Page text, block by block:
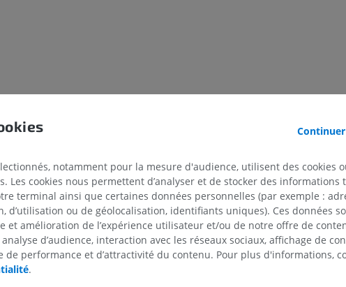
SUPÉRIEUR
IRM du membre supérieur
IRM
PREMIUM
IRM de l'épaule
IRM
PREMIUM
Membre inférieur
Illustrations
PREMIUM
Radiographies du
inférieur
Radiographies
notamment pour la mesure d'audience, utilisent des cookies
Les cookies nous permettent d’analyser et de stocker des informations
terminal ainsi que certaines données personnelles (par exemple :
d’utilisation ou de géolocalisation, identifiants uniques). Ces données
et amélioration de l’expérience utilisateur et/ou de notre offre de
d’audience, interaction avec les réseaux sociaux, affichage de
de performance et d’attractivité du contenu. Pour plus d'informations,
.